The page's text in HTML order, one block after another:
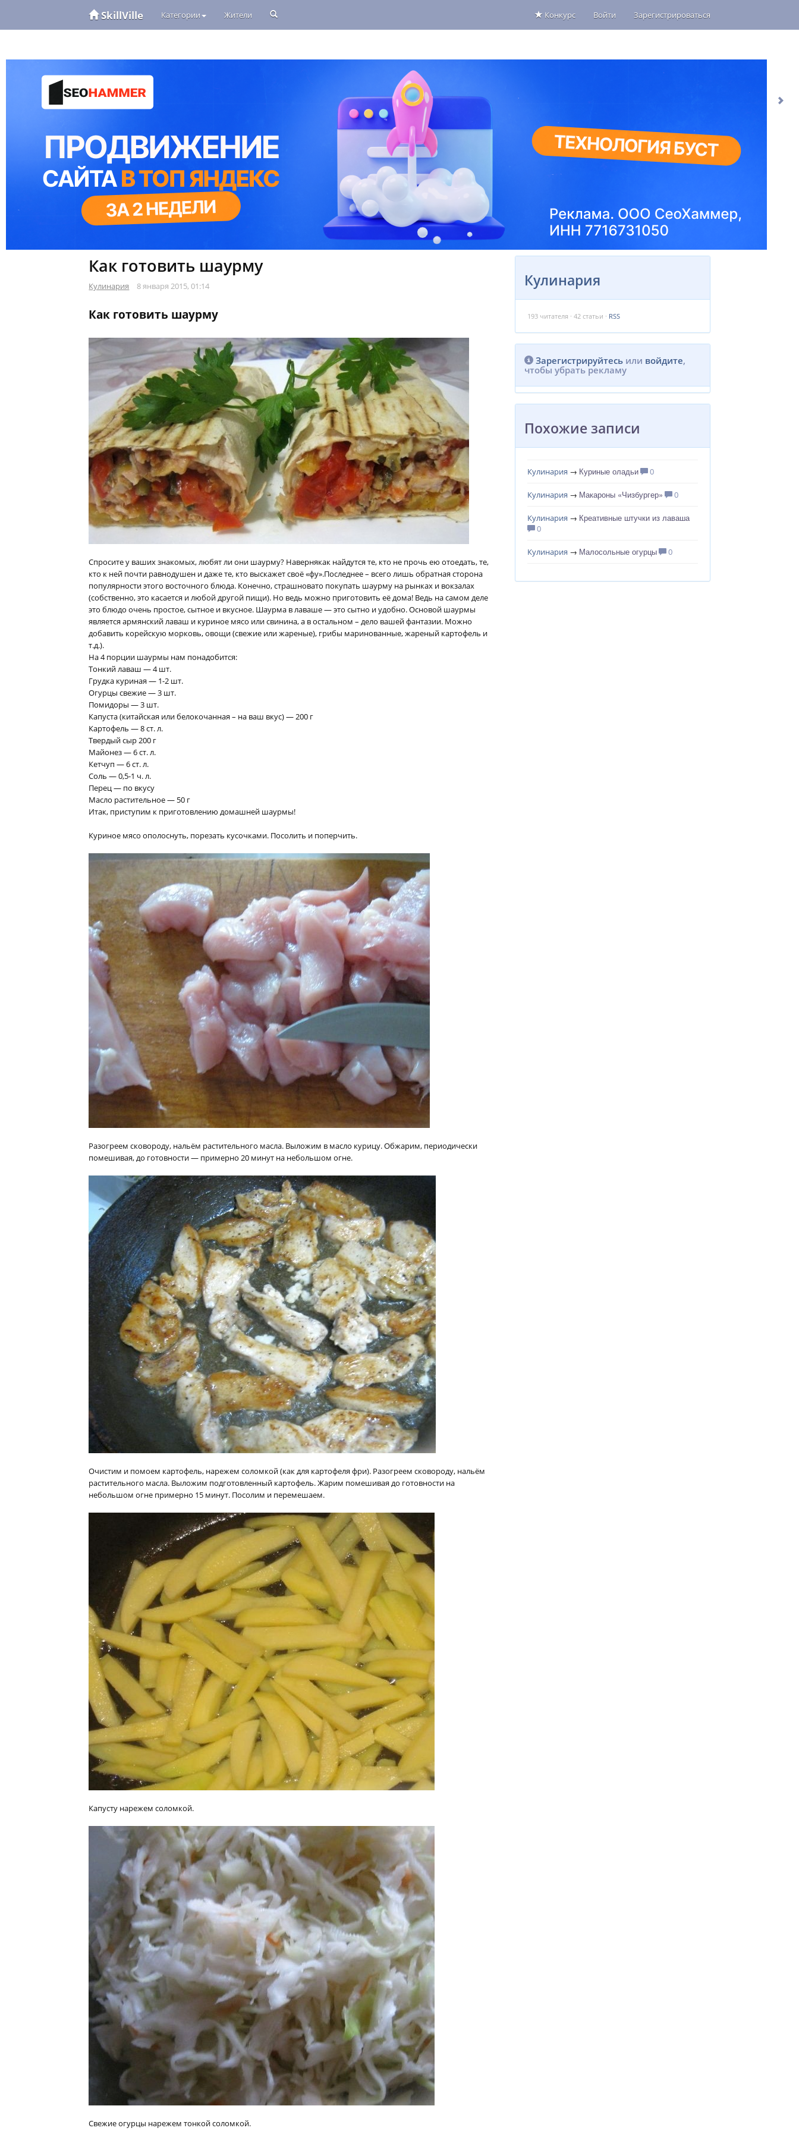
SkillVille Категории Жители Конкурс Войти Зарегистрироваться
Как готовить шаурму
Кулинария 8 января 2015, 01:14
Как готовить шаурму
Cпросите у ваших знакомых, любят ли они шаурму? Навернякак найдутся те, кто не прочь ею отоедать, те,
кто к ней почти равнодушен и даже те, кто выскажет своё «фу».Последнее – всего лишь обратная сторона
популярности этого восточного блюда. Конечно, страшновато покупать шаурму на рынках и вокзалах
(собственно, это касается и любой другой пищи). Но ведь можно приготовить её дома! Ведь на самом деле
это блюдо очень простое, сытное и вкусное. Шаурма в лаваше — это сытно и удобно. Основой шаурмы
является армянский лаваш и куриное мясо или свинина, а в остальном – дело вашей фантазии. Можно
добавить корейскую морковь, овощи (свежие или жареные), грибы маринованные, жареный картофель и
т.д.).
На 4 порции шаурмы нам понадобится:
Тонкий лаваш — 4 шт.
Грудка куриная — 1-2 шт.
Огурцы свежие — 3 шт.
Помидоры — 3 шт.
Капуста (китайская или белокочанная – на ваш вкус) — 200 г
Картофель — 8 ст. л.
Твердый сыр 200 г
Майонез — 6 ст. л.
Кетчуп — 6 ст. л.
Соль — 0,5-1 ч. л.
Перец — по вкусу
Масло растительное — 50 г
Итак, приступим к приготовлению домашней шаурмы!
Куриное мясо ополоснуть, порезать кусочками. Посолить и поперчить.
Разогреем сковороду, нальём растительного масла. Выложим в масло курицу. Обжарим, периодически
помешивая, до готовности — примерно 20 минут на небольшом огне.
Очистим и помоем картофель, нарежем соломкой (как для картофеля фри). Разогреем сковороду, нальём
растительного масла. Выложим подготовленный картофель. Жарим помешивая до готовности на
небольшом огне примерно 15 минут. Посолим и перемешаем.
Капусту нарежем соломкой.
Свежие огурцы нарежем тонкой соломкой.
Кулинария
193 читателя · 42 статьи · RSS
Зарегистрируйтесь или войдите,
чтобы убрать рекламу
Похожие записи
Кулинария → Куриные оладьи 0
Кулинария → Макароны «Чизбургер» 0
Кулинария → Креативные штучки из лаваша
0
Кулинария → Малосольные огурцы 0